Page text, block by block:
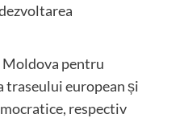
Moldova pentru
traseului european și
respectiv